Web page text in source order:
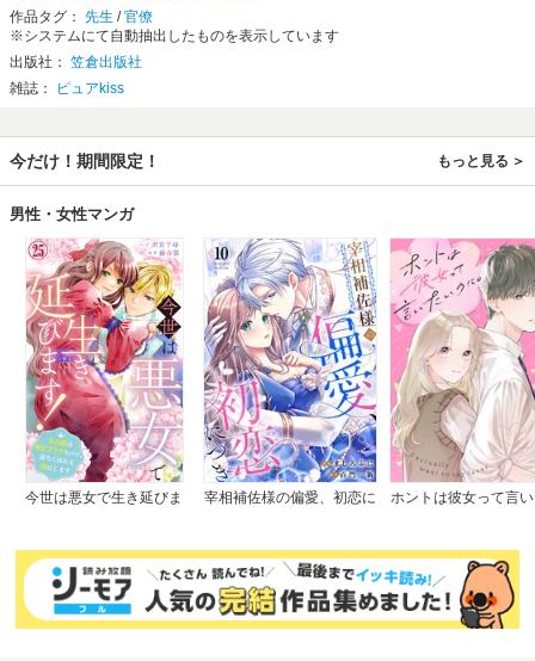
作品タグ： 先生 /官僚
※システムにて自動抽出したものを表示しています
出版社： 笠倉出版社
雑誌：
ピュアkiss
今だけ！期間限定！ もっと見る
男性・女性マンガ
今世は悪女で生き延びま
します～
宰相補佐様の偏愛、初恋に
ホントは彼女って言